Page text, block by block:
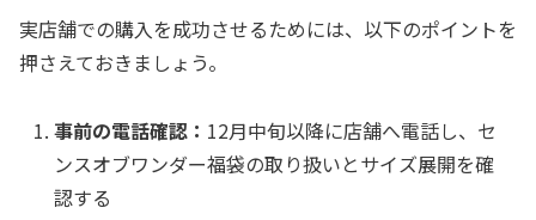
実店舗での購入を成功させるためには、以下のポイントを
押さえておきましょう。
事前の電話確認： 12月中旬以降に店舗へ電話し、セ
ンスオブワンダー福袋の取り扱いとサイズ展開を確
認する